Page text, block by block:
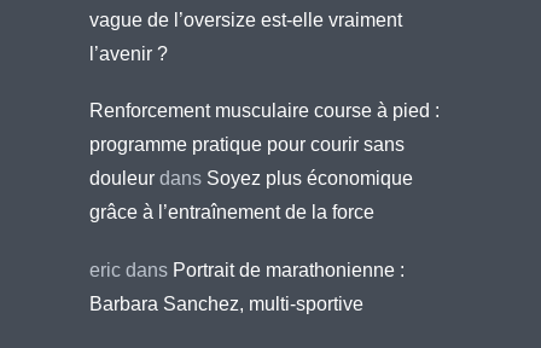
vague de l’oversize est-elle vraiment
l’avenir ?
Renforcement musculaire course à pied :
programme pratique pour courir sans
douleur dans Soyez plus économique
grâce à l’entraînement de la force
eric dans Portrait de marathonienne :
Barbara Sanchez, multi-sportive